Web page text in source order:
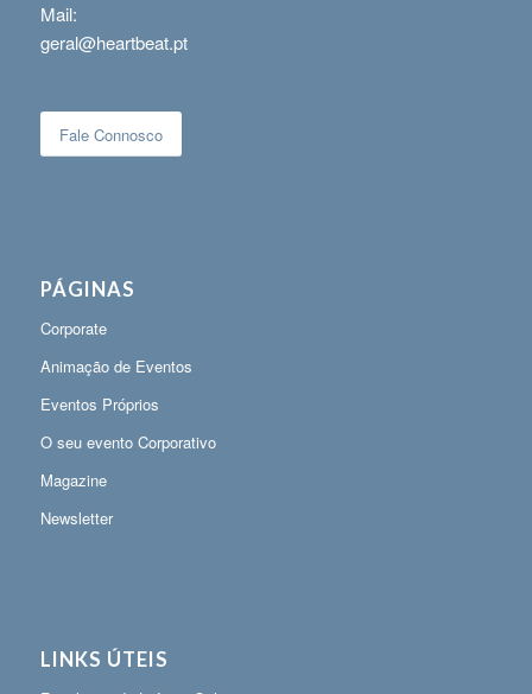
Mail:
geral@heartbeat.pt
Fale Connosco
PÁGINAS
Corporate
Animação de Eventos
Eventos Próprios
O seu evento Corporativo
Magazine
Newsletter
LINKS ÚTEIS